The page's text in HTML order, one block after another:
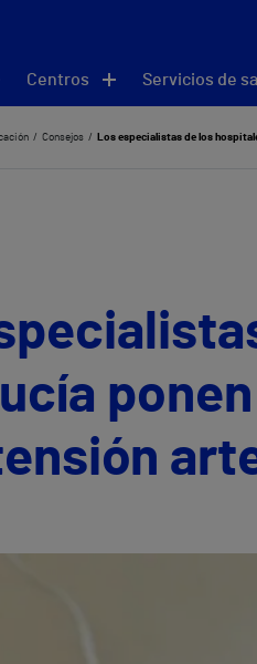
Centros Servicios de
Consejos Los especialistas de los